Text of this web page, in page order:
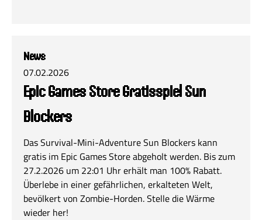
News
07.02.2026
Epic Games Store Gratisspiel Sun
Blockers
Das Survival-Mini-Adventure Sun Blockers kann
gratis im Epic Games Store abgeholt werden. Bis zum
27.2.2026 um 22:01 Uhr erhält man 100% Rabatt.
Überlebe in einer gefährlichen, erkalteten Welt,
bevölkert von Zombie-Horden. Stelle die Wärme
wieder her!